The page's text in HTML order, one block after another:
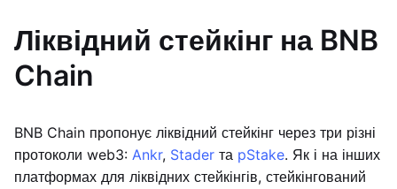
Ліквідний стейкінг на BNB
Chain
BNB Chain пропонує ліквідний стейкінг через три різні
протоколи web3: Ankr, Stader та pStake. Як і на інших
платформах для ліквідних стейкінгів, стейкінгований